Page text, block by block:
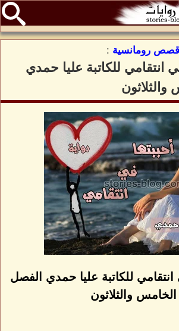
قصص رومانسية :
انتقامي للكاتبة عليا حمدي
انتقامي للكاتبة عليا حمدي الفصل
الخامس والثلاثون